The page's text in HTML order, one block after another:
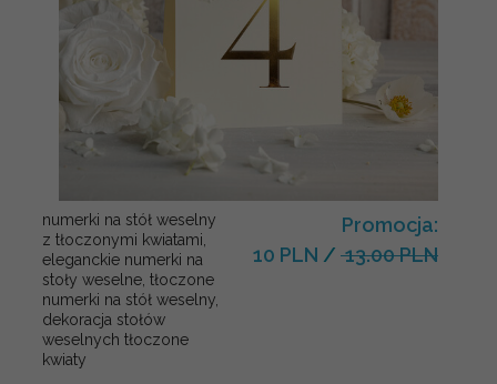
numerki na stół weselny
z tłoczonymi kwiatami,
eleganckie numerki na
stoły weselne, tłoczone
numerki na stół weselny,
dekoracja stołów
weselnych tłoczone
kwiaty
Promocja:
10 PLN / 13.00 PLN